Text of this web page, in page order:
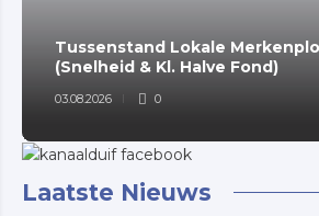
Tussenstand Lokale
(Snelheid & Kl. Halve Fond)
03.08.2026 0
Laatste Nieuws